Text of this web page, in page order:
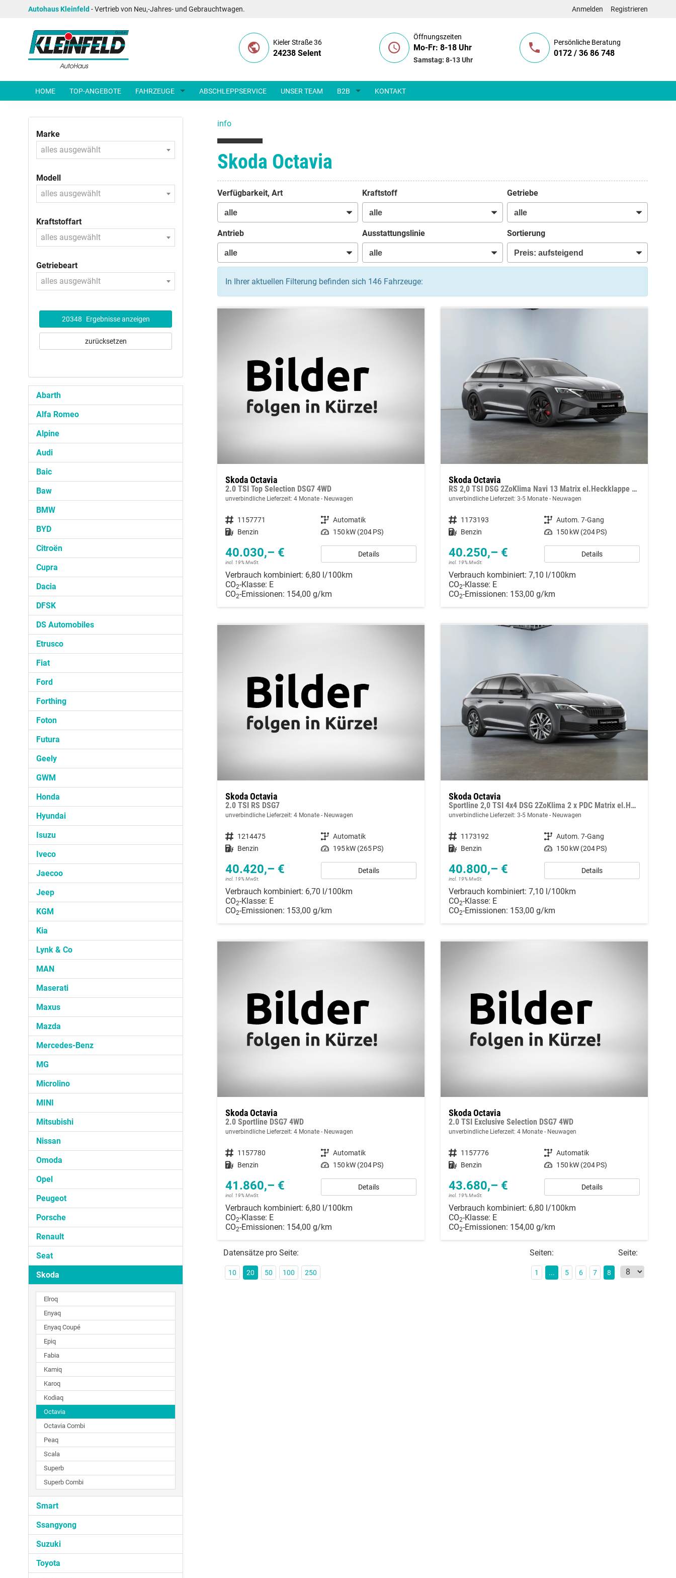
Autohaus Kleinfeld - Vertrieb von Neu,-Jahres- und Gebrauchtwagen. Anmelden Registrieren
Kieler Straße 36
24238 Selent
Öffnungszeiten
Mo-Fr: 8-18 Uhr
Samstag: 8-13 Uhr
Persönliche Beratung
0172 / 36 86 748
HOME TOP-ANGEBOTE FAHRZEUGE ABSCHLEPPSERVICE UNSER TEAM B2B KONTAKT
info
Skoda Octavia
Verfügbarkeit, Art Kraftstoff Getriebe
Antrieb Ausstattungslinie Sortierung
In Ihrer aktuellen Filterung befinden sich 146Fahrzeuge:
Skoda Octavia
2.0 TSI Top Selection DSG7 4WD
unverbindliche Lieferzeit: 4 Monate Neuwagen
Fahrzeugnummer 1157771 Getriebe Automatik
Kraftstoff Benzin Leistung 150 kW (204 PS)
40.030,– €
incl. 19% MwSt.
Details
Verbrauch kombiniert: 6,80 l/100km
CO2-Klasse: E
CO2-Emissionen: 154,00 g/km
Skoda Octavia
RS 2,0 TSI DSG 2ZoKlima Navi 13 Matrix el.Heckklappe Sitzheizung ACC Digitales Cockpit 5J Garantie Leichtmetallfelgen
unverbindliche Lieferzeit: 3-5 Monate Neuwagen
Fahrzeugnummer 1173193 Getriebe Autom. 7-Gang
Kraftstoff Benzin Leistung 150 kW (204 PS)
40.250,– €
incl. 19% MwSt.
Details
Verbrauch kombiniert: 7,10 l/100km
CO2-Klasse: E
CO2-Emissionen: 153,00 g/km
Skoda Octavia
2.0 TSI RS DSG7
unverbindliche Lieferzeit: 4 Monate Neuwagen
Fahrzeugnummer 1214475 Getriebe Automatik
Kraftstoff Benzin Leistung 195 kW (265 PS)
40.420,– €
incl. 19% MwSt.
Details
Verbrauch kombiniert: 6,70 l/100km
CO2-Klasse: E
CO2-Emissionen: 153,00 g/km
Skoda Octavia
Sportline 2,0 TSI 4x4 DSG 2ZoKlima 2 x PDC Matrix el.Heckklappe Sitzheizung Tempomat Digitales Cockpit 5J Garantie Leichtmetallfelgen
unverbindliche Lieferzeit: 3-5 Monate Neuwagen
Fahrzeugnummer 1173192 Getriebe Autom. 7-Gang
Kraftstoff Benzin Leistung 150 kW (204 PS)
40.800,– €
incl. 19% MwSt.
Details
Verbrauch kombiniert: 7,10 l/100km
CO2-Klasse: E
CO2-Emissionen: 153,00 g/km
Skoda Octavia
2.0 Sportline DSG7 4WD
unverbindliche Lieferzeit: 4 Monate Neuwagen
Fahrzeugnummer 1157780 Getriebe Automatik
Kraftstoff Benzin Leistung 150 kW (204 PS)
41.860,– €
incl. 19% MwSt.
Details
Verbrauch kombiniert: 6,80 l/100km
CO2-Klasse: E
CO2-Emissionen: 154,00 g/km
Skoda Octavia
2.0 TSI Exclusive Selection DSG7 4WD
unverbindliche Lieferzeit: 4 Monate Neuwagen
Fahrzeugnummer 1157776 Getriebe Automatik
Kraftstoff Benzin Leistung 150 kW (204 PS)
43.680,– €
incl. 19% MwSt.
Details
Verbrauch kombiniert: 6,80 l/100km
CO2-Klasse: E
CO2-Emissionen: 154,00 g/km
Datensätze pro Seite:
10 20 50 100 250
Seite:
Seiten:
1 ... 5 6 7 8
Marke
alles ausgewählt
Modell
alles ausgewählt
Kraftstoffart
alles ausgewählt
Getriebeart
alles ausgewählt
20348 Ergebnisse anzeigen
zurücksetzen
Abarth
Alfa Romeo
Alpine
Audi
Baic
Baw
BMW
BYD
Citroën
Cupra
Dacia
DFSK
DS Automobiles
Etrusco
Fiat
Ford
Forthing
Foton
Futura
Geely
GWM
Honda
Hyundai
Isuzu
Iveco
Jaecoo
Jeep
KGM
Kia
Lynk & Co
MAN
Maserati
Maxus
Mazda
Mercedes-Benz
MG
Microlino
MINI
Mitsubishi
Nissan
Omoda
Opel
Peugeot
Porsche
Renault
Seat
Skoda
Elroq
Enyaq
Enyaq Coupé
Epiq
Fabia
Kamiq
Karoq
Kodiaq
Octavia
Octavia Combi
Peaq
Scala
Superb
Superb Combi
Smart
Ssangyong
Suzuki
Toyota